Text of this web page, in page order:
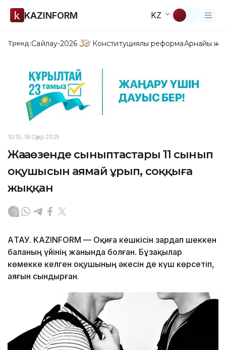
KAZINFORM KZ
Тренд:Сайлау-2026 Конституциялық реформаАрнайы
10:15, 18 Сәуір 2025
Жаңаөзенде сыныптастары 11 сынып
оқушысын аямай ұрып, соққыға
жыққан
АҚТАУ. KAZINFORM — Оқиға кешкісін зардап шеккен
баланың үйінің жанында болған. Бұзақылар
көмекке келген оқушының әкесін де күш көрсетіп,
аяғын сындырған.